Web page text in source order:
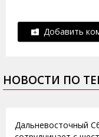
Добавить
НОВОСТИ ПО
Дальневосточный